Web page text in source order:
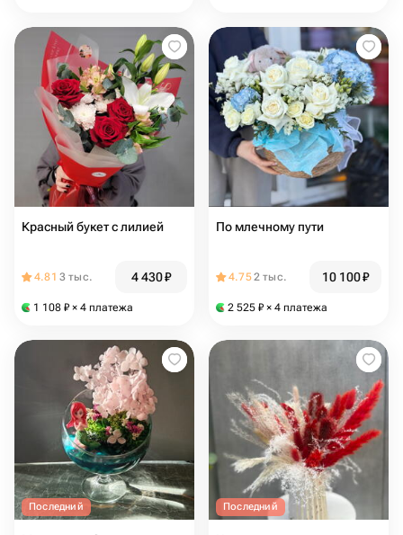
Красный букет с лилией
4.81 3 тыс. 4 430₽
1 108 ₽ × 4 платежа
По млечному пути
4.752 тыс. 10 100₽
2 525 ₽ × 4 платежа
Последний Последний